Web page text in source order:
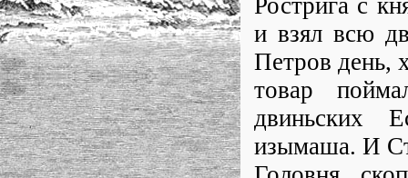
Рострига с
и взял всю
Петров день,
товар
двиньских
изымаша. И